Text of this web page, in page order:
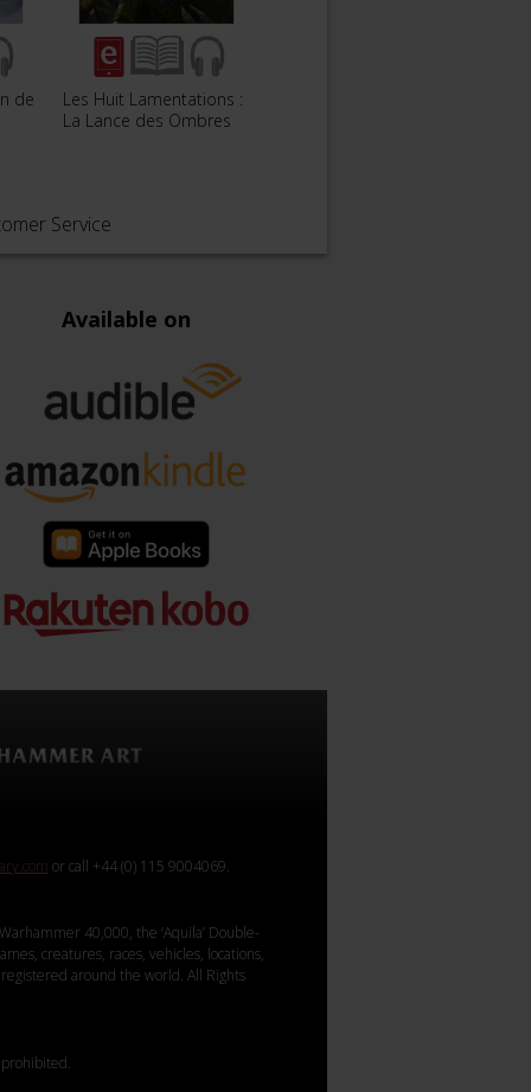
de
Les Huit Lamentations :
La Lance des Ombres
Service
Available on
or call +44 (0) 115 9004069.
40,000, the ‘Aquila’ Double-
creatures, races, vehicles, locations,
around the world. All Rights